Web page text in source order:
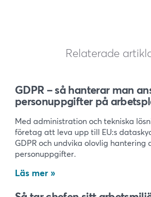
Relaterade
GDPR – så hanterar man
personuppgifter på
Med administration och tekniska
företag att leva upp till EU:s
GDPR och undvika olovlig hantering
personuppgifter.
Läs mer